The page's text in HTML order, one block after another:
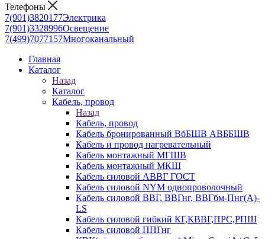
Телефоны
7(901)3820177Электрика
7(901)3328996Освещение
7(499)7077157Многоканальный
Главная
Каталог
Назад
Каталог
Кабель, провод
Назад
Кабель, провод
Кабель бронированный ВбБШВ АВББШВ
Кабель и провод нагревательный
Кабель монтажный МГШВ
Кабель монтажный МКШ
Кабель силовой АВВГ ГОСТ
Кабель силовой NYM однопроволочный
Кабель силовой ВВГ, ВВГнг, ВВГбм-Пнг(А)-
LS
Кабель силовой гибкий КГ,КВВГ,ПРС,РПШ
Кабель силовой ППГнг